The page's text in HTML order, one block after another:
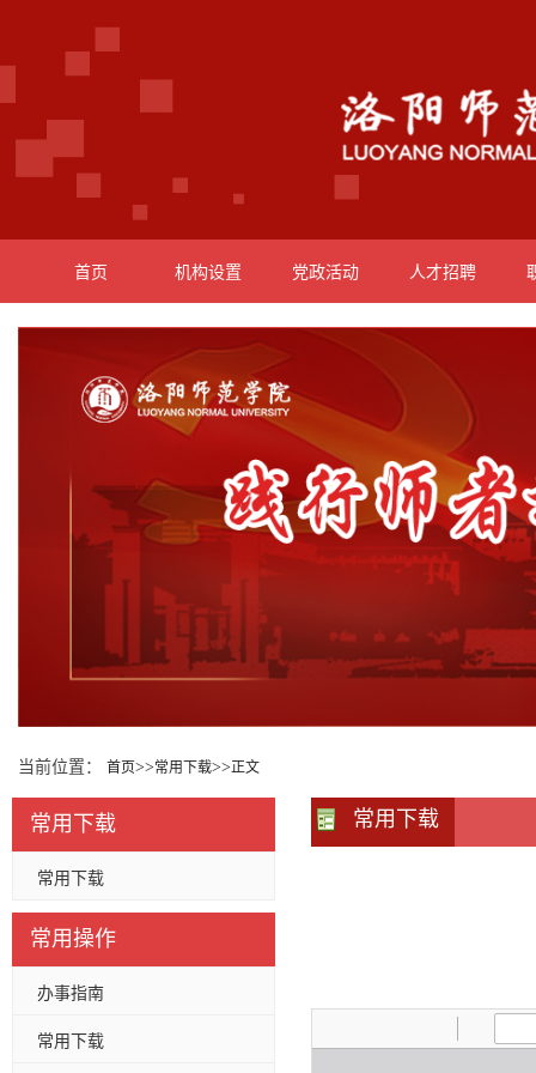
首页 机构设置 党政活动 人才招聘
当前位置： 首页>>常用下载>>正文
常用下载
常用下载
常用操作
办事指南
常用下载
常用下载